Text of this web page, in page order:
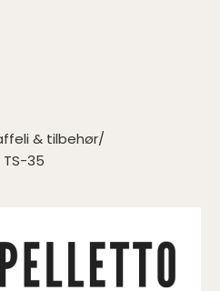
& tilbehør
35